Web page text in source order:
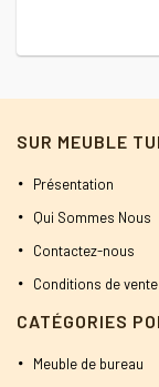
SUR MEUBLE
Présentation
Qui Sommes Nous
Contactez-nous
Conditions de vente
CATÉGORIES
Meuble de bureau